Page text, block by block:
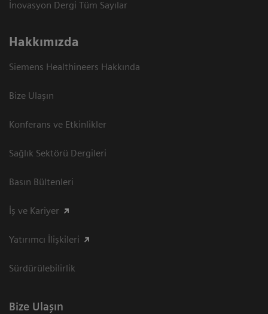
İnovasyon Dergi Tüm Sayılar
Hakkımızda
Siemens Healthineers Hakkında
Bize Ulaşın
Konferans ve Etkinlikler
Sağlık Sektörü Dergileri
Basın Bültenleri
İş ve Kariyer
Yatırımcı İlişkileri
Sürdürülebilirlik
Bize Ulaşın